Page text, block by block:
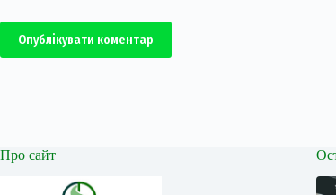
Опублікувати коментар
Про сайт